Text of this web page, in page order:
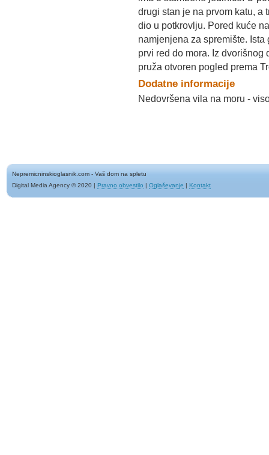
drugi stan je na prvom katu, a
dio u potkrovlju. Pored kuće
namjenjena za spremište.
prvi red do mora. Iz
pruža otvoren pogled prema
Dodatne informacije
Nedovršena vila na moru -
Nepremicninskioglasnik.com - Vaš dom na spletu
Digital Media Agency © 2020 | Pravno obvestilo | Oglaševanje | Kontakt